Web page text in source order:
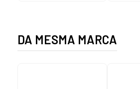
DA MESMA MARCA